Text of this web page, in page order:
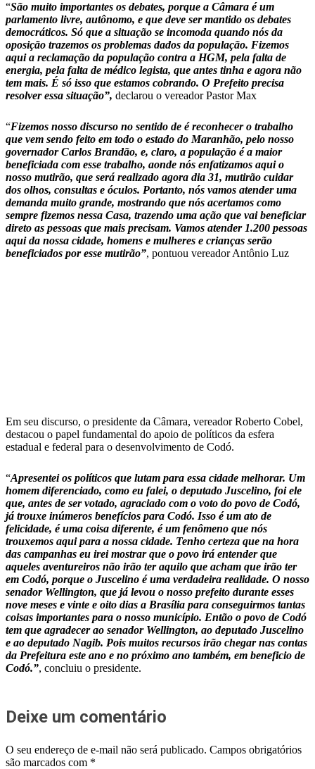
“São muito importantes os debates, porque a Câmara é um
parlamento livre, autônomo, e que deve ser mantido os debates
democráticos. Só que a situação se incomoda quando nós da
oposição trazemos os problemas dados da população. Fizemos
aqui a reclamação da população contra a HGM, pela falta de
energia, pela falta de médico legista, que antes tinha e agora não
tem mais. É só isso que estamos cobrando. O Prefeito precisa
resolver essa situação”, declarou o vereador Pastor Max
“Fizemos nosso discurso no sentido de é reconhecer o trabalho
que vem sendo feito em todo o estado do Maranhão, pelo nosso
governador Carlos Brandão, e, claro, a população é a maior
beneficiada com esse trabalho, aonde nós enfatizamos aqui o
nosso mutirão, que será realizado agora dia 31, mutirão cuidar
dos olhos, consultas e óculos. Portanto, nós vamos atender uma
demanda muito grande, mostrando que nós acertamos como
sempre fizemos nessa Casa, trazendo uma ação que vai beneficiar
direto as pessoas que mais precisam. Vamos atender 1.200 pessoas
aqui da nossa cidade, homens e mulheres e crianças serão
beneficiados por esse mutirão”, pontuou vereador Antônio Luz
Em seu discurso, o presidente da Câmara, vereador Roberto Cobel,
destacou o papel fundamental do apoio de políticos da esfera
estadual e federal para o desenvolvimento de Codó.
“Apresentei os políticos que lutam para essa cidade melhorar. Um
homem diferenciado, como eu falei, o deputado Juscelino, foi ele
que, antes de ser votado, agraciado com o voto do povo de Codó,
já trouxe inúmeros benefícios para Codó. Isso é um ato de
felicidade, é uma coisa diferente, é um fenômeno que nós
trouxemos aqui para a nossa cidade. Tenho certeza que na hora
das campanhas eu irei mostrar que o povo irá entender que
aqueles aventureiros não irão ter aquilo que acham que irão ter
em Codó, porque o Juscelino é uma verdadeira realidade. O nosso
senador Wellington, que já levou o nosso prefeito durante esses
nove meses e vinte e oito dias a Brasília para conseguirmos tantas
coisas importantes para o nosso município. Então o povo de Codó
tem que agradecer ao senador Wellington, ao deputado Juscelino
e ao deputado Nagib. Pois muitos recursos irão chegar nas contas
da Prefeitura este ano e no próximo ano também, em beneficio de
Codó.”, concluiu o presidente.
Deixe um comentário
O seu endereço de e-mail não será publicado. Campos obrigatórios
são marcados com *